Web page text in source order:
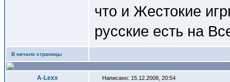
что и Жестокие
русские есть на
В начало страницы
A-Lexx Написано: 15.12.2008, 20:54